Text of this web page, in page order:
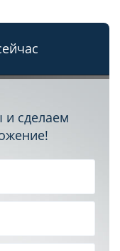
сделаем